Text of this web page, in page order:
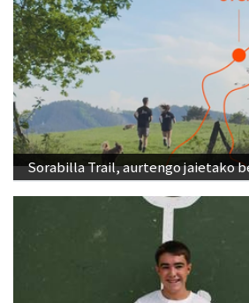
Sorabilla Trail, aurtengo jaietako